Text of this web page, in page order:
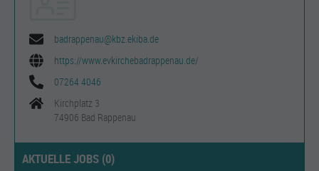
badrappenau@kbz.ekiba.de
https://www.evkirchebadrappenau.de/
07264 4046
Kirchplatz 3
74906 Bad Rappenau
AKTUELLE JOBS (0)